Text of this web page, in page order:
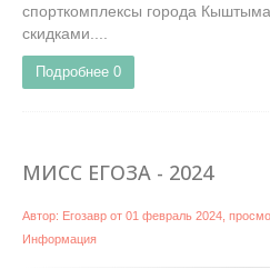
спорткомплексы города
скидками....
Подробнее 0
МИСС ЕГОЗА - 2024
Автор: Егозавр от 01 февраль 2024 ,
Информация